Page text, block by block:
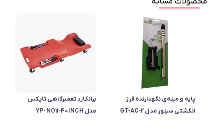
پایه و میله‌ی نگهدارنده فرز
انگشتی سیلور مدل GT-AC-2
برانکارد تعمیرگاهی تاپکس
مدل YP-NO11-40INCH